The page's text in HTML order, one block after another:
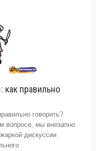
правильно
говорить?
вопросе, мы внезапно
дискуссии